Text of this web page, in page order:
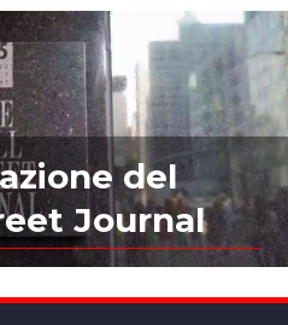
del
Journal